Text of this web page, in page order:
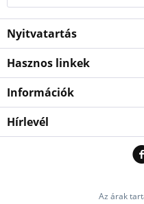
Nyitvatartás
Hasznos linkek
Információk
Hírlevél
Az árak